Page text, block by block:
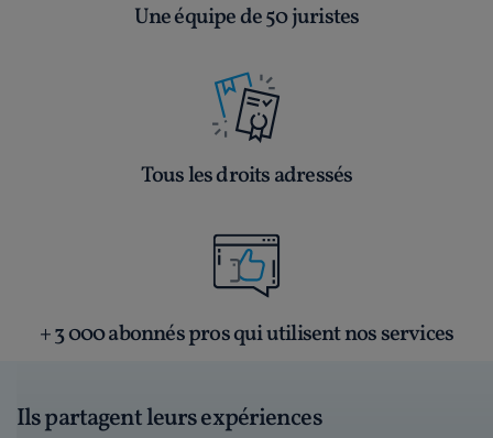
Une équipe de 50 juristes
Tous les droits adressés
+ 3 000 abonnés pros qui utilisent nos services
Ils partagent leurs expériences